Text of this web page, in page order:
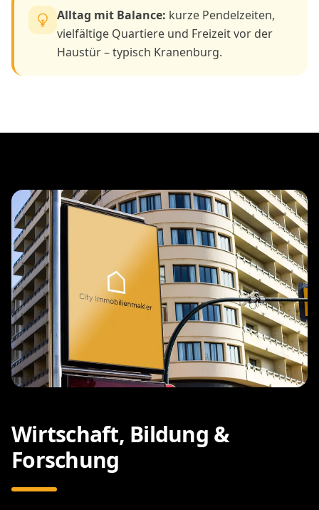
Alltag mit Balance: kurze Pendelzeiten,
vielfältige Quartiere und Freizeit vor der
Haustür – typisch Kranenburg.
Wirtschaft, Bildung &
Forschung